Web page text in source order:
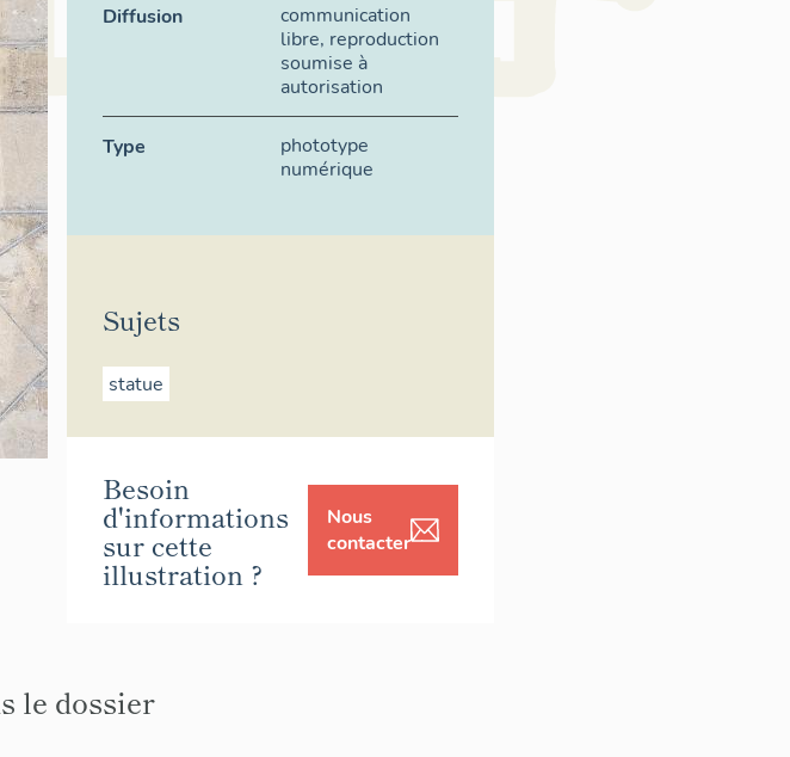
Diffusion
communication
libre, reproduction
soumise à
autorisation
Type
phototype
numérique
Sujets
statue
Besoin
d'informations
sur cette
illustration ?
Nous
contacter
le dossier